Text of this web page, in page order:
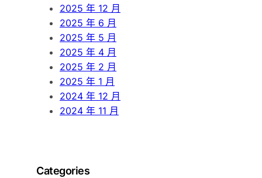
2025 年 12 月
2025 年 6 月
2025 年 5 月
2025 年 4 月
2025 年 2 月
2025 年 1 月
2024 年 12 月
2024 年 11 月
Categories